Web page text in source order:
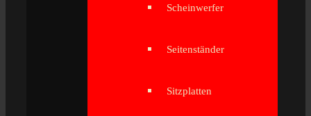
Scheinwerfer
Seitenständer
Sitzplatten